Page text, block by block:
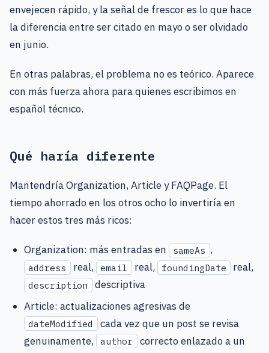
envejecen rápido, y la señal de frescor es lo que hace
la diferencia entre ser citado en mayo o ser olvidado
en junio.
En otras palabras, el problema no es teórico. Aparece
con más fuerza ahora para quienes escribimos en
español técnico.
Qué haría diferente
Mantendría Organization, Article y FAQPage. El
tiempo ahorrado en los otros ocho lo invertiría en
hacer estos tres más ricos:
Organization: más entradas en sameAs ,
address real, email real, foundingDate real,
description
descriptiva
Article: actualizaciones agresivas de
dateModified
cada vez que un post se revisa
genuinamente,
author
correcto enlazado a un